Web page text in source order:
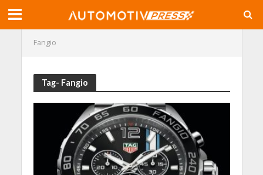
Fangio
Tag- Fangio